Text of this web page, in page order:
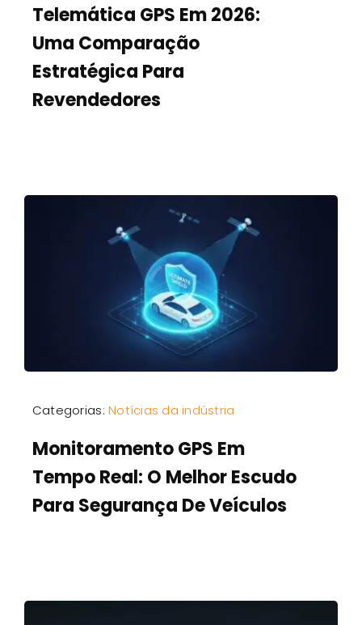
Telemática GPS Em 2026:
Uma Comparação
Estratégica Para
Revendedores
Categorias:Notícias da indústria
Monitoramento GPS Em
Tempo Real: O Melhor Escudo
Para Segurança De Veículos